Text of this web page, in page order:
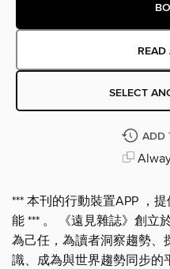
READ
SELECT
ADD
*** 本刊的行動裝置APP ，
能 *** 。 《遠見雜誌》創立
為己任，為讀者洞察趨勢、
識、成為與世界趨勢同步的